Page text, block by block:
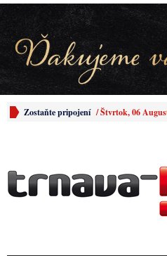
Zostaňte pripojení /Štvrtok, 06